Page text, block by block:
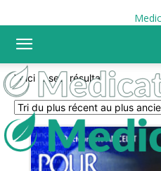
Voici le seul résultat